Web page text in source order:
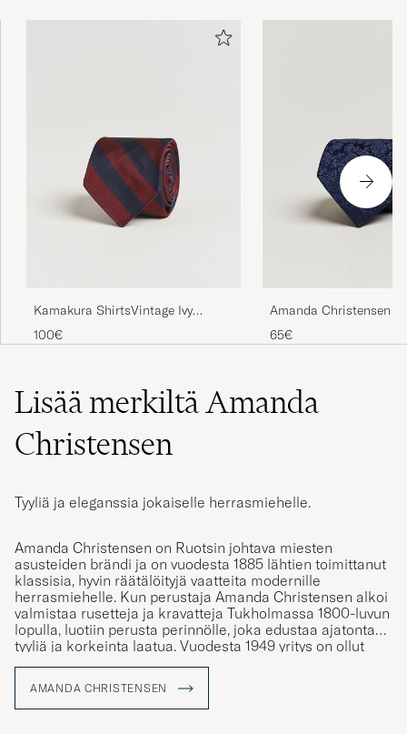
Kamakura ShirtsVintage Ivy
Regimental Stripe Silk
TieNavy/Burgundy
100€
Amanda Christensen
Paisley Tie 8 cm Navy
65€
Lisää merkiltä Amanda
Christensen
Tyyliä ja eleganssia jokaiselle herrasmiehelle.
Amanda Christensen on Ruotsin johtava miesten
asusteiden brändi ja on vuodesta 1885 lähtien toimittanut
klassisia, hyvin räätälöityjä vaatteita modernille
herrasmiehelle. Kun perustaja Amanda Christensen alkoi
valmistaa rusetteja ja kravatteja Tukholmassa 1800-luvun
lopulla, luotiin perusta perinnölle, joka edustaa ajatonta
tyyliä ja korkeinta laatua. Vuodesta 1949 yritys on ollut
yksityiskohtia, jotka vahvistavat persoonallisuutta ja tyyliä
tietoisten miesten keskuudessa ympäri maailmaa. Suuri
AMANDA CHRISTENSEN